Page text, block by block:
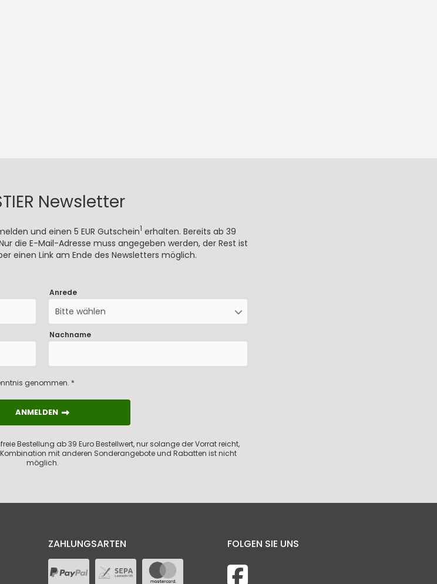
Newsletter
und einen 5 EUR Gutschein1 erhalten. Bereits ab 39
die E-Mail-Adresse muss angegeben werden, der Rest ist
einen Link am Ende des Newsletters möglich.
Anrede
Bitte wählen
Nachname
genommen. *
ANMELDEN
ANMELDEN
Bestellung ab 39 Euro Bestellwert, nur solange der Vorrat reicht,
Kombination mit anderen Sonderangebote und Rabatten ist nicht
möglich.
ZAHLUNGSARTEN FOLGEN SIE UNS